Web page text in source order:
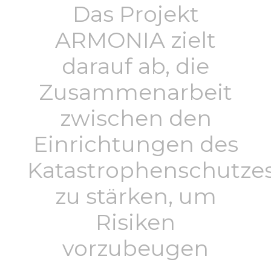
Das Projekt
ARMONIA zielt
darauf ab, die
Zusammenarbeit
zwischen den
Einrichtungen des
zu stärken, um
Risiken
vorzubeugen